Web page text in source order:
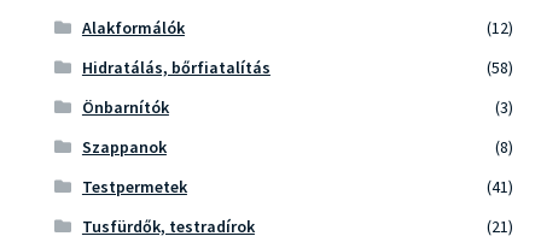
Alakformálók
(12)
Hidratálás, bőrfiatalítás
(58)
Önbarnítók
(3)
Szappanok
(8)
Testpermetek
(41)
Tusfürdők, testradírok
(21)